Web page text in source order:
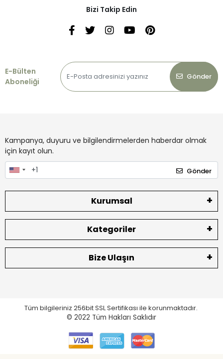
Bizi Takip Edin
E-Bülten
Aboneliği
Gönder
Kampanya, duyuru ve bilgilendirmelerden haberdar olmak
için kayıt olun.
Gönder
Kurumsal
Kategoriler
Bize Ulaşın
Tüm bilgileriniz 256bit SSL Sertifikası ile korunmaktadır.
© 2022 Tüm Hakları Saklıdır